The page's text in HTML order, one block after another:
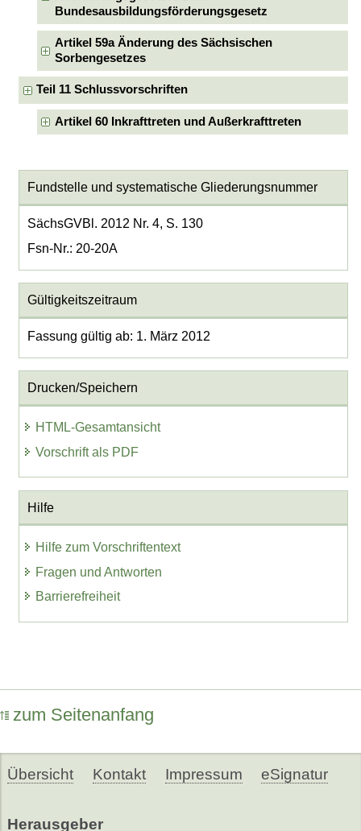
Bundesausbildungsförderungsgesetz
Artikel 59a Änderung des Sächsischen
Sorbengesetzes
Teil 11 Schlussvorschriften
Artikel 60 Inkrafttreten und Außerkrafttreten
Fundstelle und systematische Gliederungsnummer
SächsGVBl. 2012 Nr. 4, S. 130
Fsn-Nr.: 20-20A
Gültigkeitszeitraum
Fassung gültig ab: 1. März 2012
Drucken/Speichern
HTML-Gesamtansicht
Vorschrift als PDF
Hilfe
Hilfe zum Vorschriftentext
Fragen und Antworten
Barrierefreiheit
zum Seitenanfang
Übersicht Kontakt Impressum eSignatur
Herausgeber